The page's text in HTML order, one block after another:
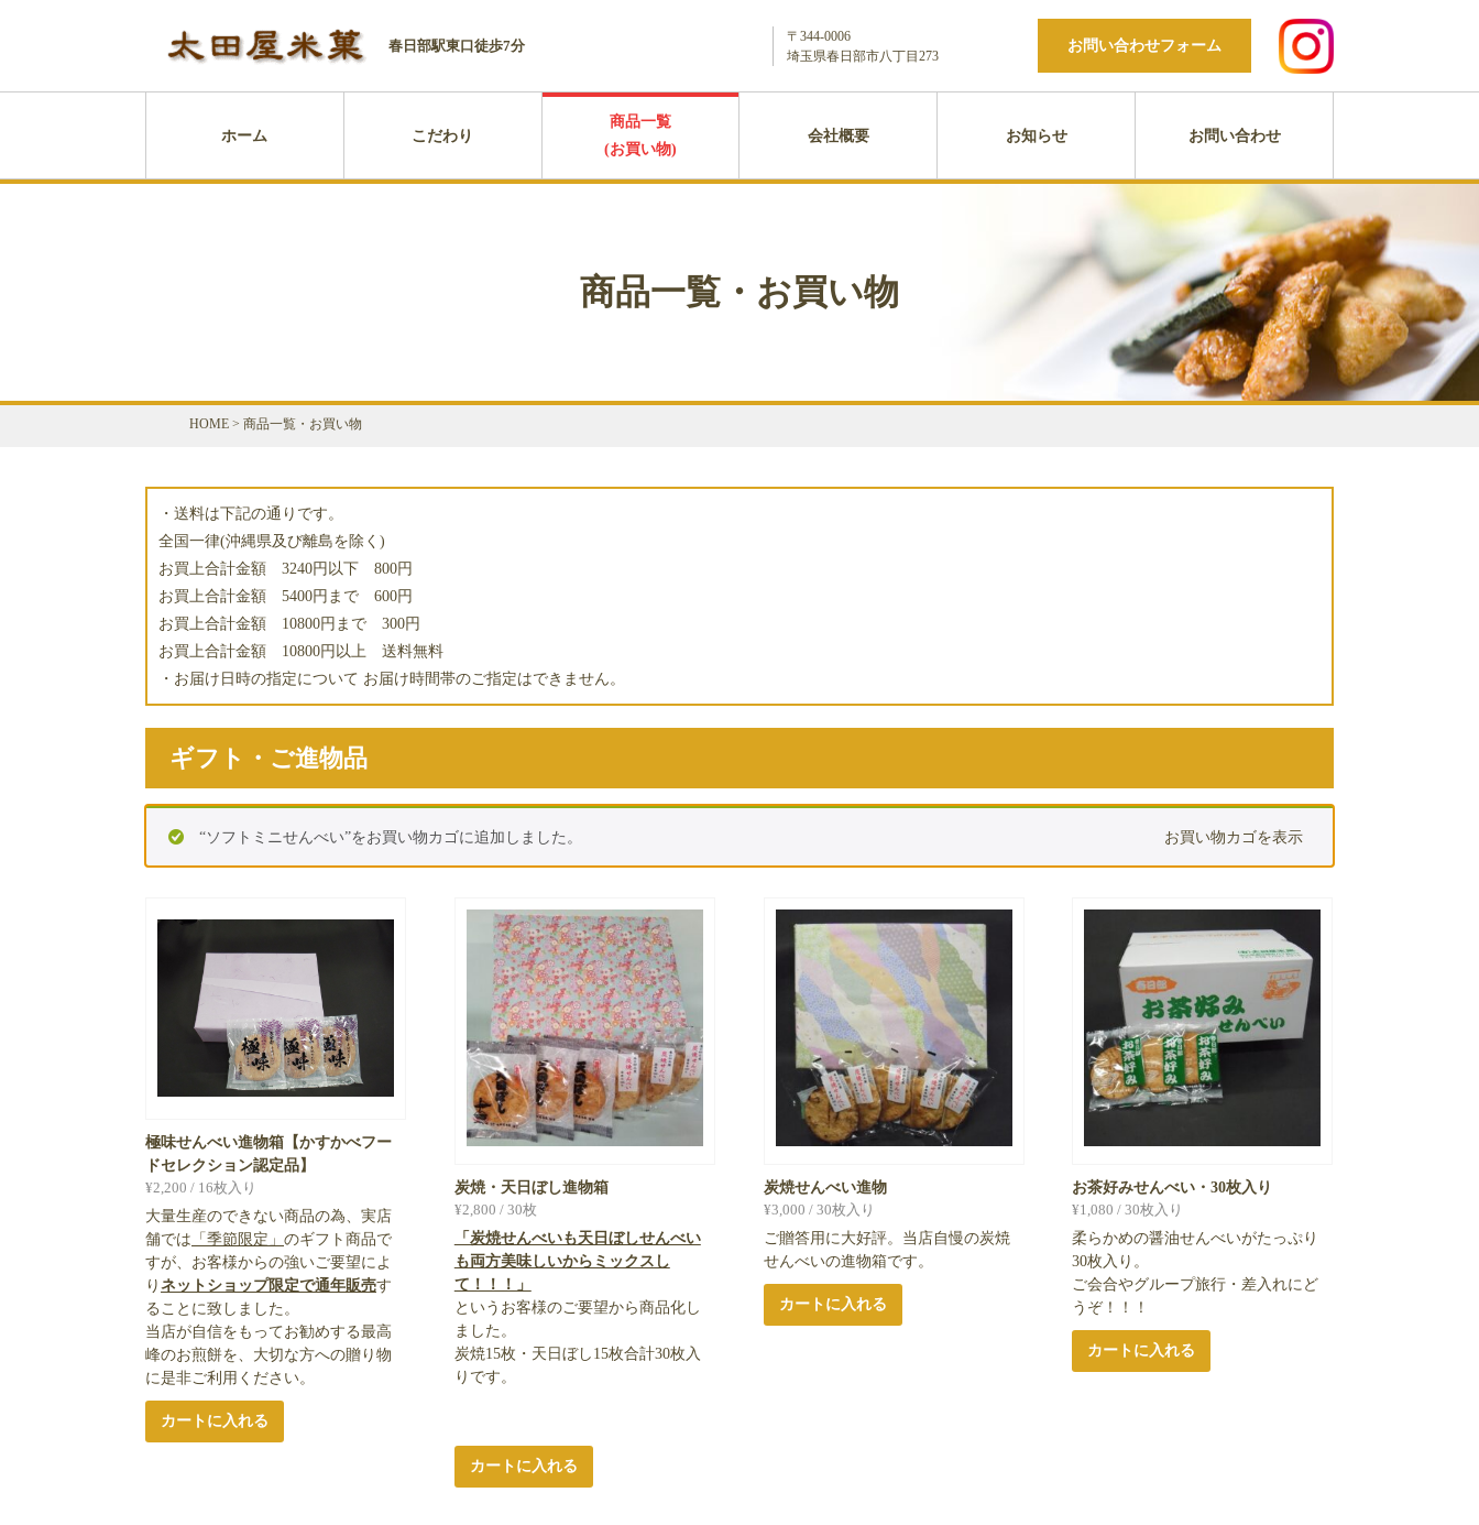
春日部駅東口徒歩7分
〒344-0006
埼玉県春日部市八丁目273
お問い合わせフォーム
ホーム こだわり
商品一覧
(お買い物)
会社概要 お知らせ お問い合わせ
商品一覧・お買い物
HOME > 商品一覧・お買い物
・送料は下記の通りです。
全国一律(沖縄県及び離島を除く)
お買上合計金額 3240円以下 800円
お買上合計金額 5400円まで 600円
お買上合計金額 10800円まで 300円
お買上合計金額 10800円以上 送料無料
・お届け日時の指定について お届け時間帯のご指定はできません。
ギフト・ご進物品
“ソフトミニせんべい”をお買い物カゴに追加しました。 お買い物カゴを表示
極味せんべい進物箱【かすかべフー
ドセレクション認定品】
¥2,200 / 16枚入り
大量生産のできない商品の為、実店
舗では 「季節限定」 のギフト商品で
すが、お客様からの強いご要望によ
り ネットショップ限定で通年販売す
ることに致しました。
当店が自信をもってお勧めする最高
峰のお煎餅を、大切な方への贈り物
に是非ご利用ください。
カートに入れる
炭焼・天日ぼし進物箱
¥2,800 / 30枚
「炭焼せんべいも天日ぼしせんべい
も両方美味しいからミックスし
て！！！」
というお客様のご要望から商品化し
ました。
炭焼15枚・天日ぼし15枚合計30枚入
りです。
カートに入れる
炭焼せんべい進物
¥3,000 / 30枚入り
ご贈答用に大好評。当店自慢の炭焼
せんべいの進物箱です。
カートに入れる
お茶好みせんべい・30枚入り
¥1,080 / 30枚入り
柔らかめの醤油せんべいがたっぷり
30枚入り。
ご会合やグループ旅行・差入れにど
うぞ！！！
カートに入れる